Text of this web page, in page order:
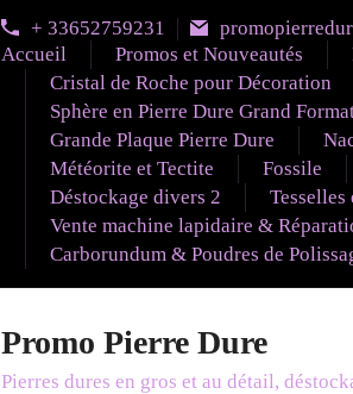
+ 33652759231
Accueil
Promos et Nouveautés
Cristal de Roche pour Décoration
Sphère en Pierre Dure Grand
Grande Plaque Pierre Dure
Météorite et Tectite
Fossile
Déstockage divers 2
Tesselles
Vente machine lapidaire &
Carborundum & Poudres de
Promo Pierre Dure
Pierres dures en gros et au détail,